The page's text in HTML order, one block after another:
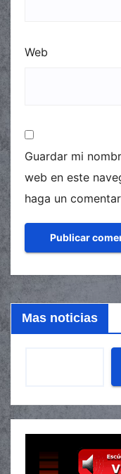
Web
Guardar mi
web en este
haga un
Mas noticias